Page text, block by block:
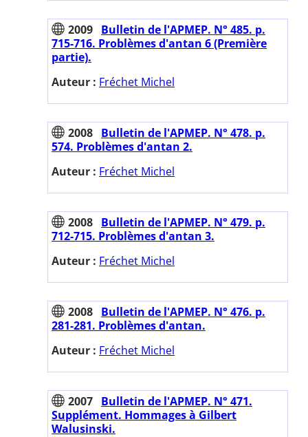
2009 Bulletin de l'APMEP. N° 485. p.
715-716. Problèmes d'antan 6 (Première
partie).
Auteur : Fréchet Michel
2008 Bulletin de l'APMEP. N° 478. p.
574. Problèmes d'antan 2.
Auteur : Fréchet Michel
2008 Bulletin de l'APMEP. N° 479. p.
712-715. Problèmes d'antan 3.
Auteur : Fréchet Michel
2008 Bulletin de l'APMEP. N° 476. p.
281-281. Problèmes d'antan.
Auteur : Fréchet Michel
2007 Bulletin de l'APMEP. N° 471.
Supplément. Hommages à Gilbert
Walusinski.